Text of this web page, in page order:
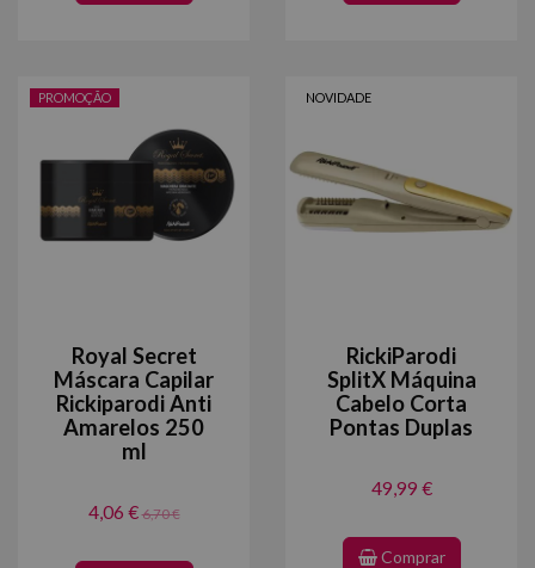
PROMOÇÃO
Royal Secret
Máscara Capilar
Rickiparodi Anti
Amarelos 250
ml
4,06 €6,70 €
NOVIDADE
RickiParodi
SplitX Máquina
Cabelo Corta
Pontas Duplas
49,99 €
Comprar